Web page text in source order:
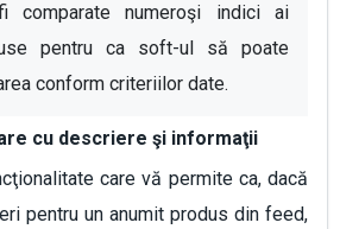
comparate numeroşi indici ai
pentru ca soft-ul să poate
conform criteriilor date.
cu descriere şi informaţii
care vă permite ca, dacă
pentru un anumit produs din feed,